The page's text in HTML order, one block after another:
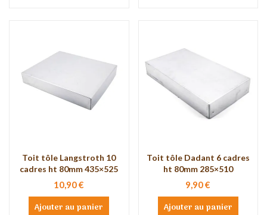
Toit tôle Langstroth 10
cadres ht 80mm 435×525
10,90 €
Ajouter au panier
Toit tôle Dadant 6 cadres
ht 80mm 285×510
9,90 €
Ajouter au panier